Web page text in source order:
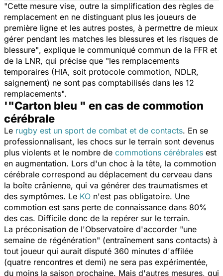
"Cette mesure vise, outre la simplification des règles de
remplacement en ne distinguant plus les joueurs de
première ligne et les autres postes, à permettre de mieux
gérer pendant les matches les blessures et les risques de
blessure", explique le communiqué commun de la FFR et
de la LNR, qui précise que "les remplacements
temporaires (HIA, soit protocole commotion, NDLR,
saignement) ne sont pas comptabilisés dans les 12
remplacements".
'"Carton bleu " en cas de commotion
cérébrale
Le rugby est un sport de combat et de contacts. En se
professionnalisant, les chocs sur le terrain sont devenus
plus violents et le nombre de commotions cérébrales est
en augmentation. Lors d'un choc à la tête, la commotion
cérébrale correspond au déplacement du cerveau dans
la boîte crânienne, qui va générer des traumatismes et
des symptômes. Le KO n'est pas obligatoire. Une
commotion est sans perte de connaissance dans 80%
des cas. Difficile donc de la repérer sur le terrain.
La préconisation de l'Observatoire d'accorder "une
semaine de régénération" (entraînement sans contacts) à
tout joueur qui aurait disputé 360 minutes d'affilée
(quatre rencontres et demi) ne sera pas expérimentée,
du moins la saison prochaine. Mais d'autres mesures, qui